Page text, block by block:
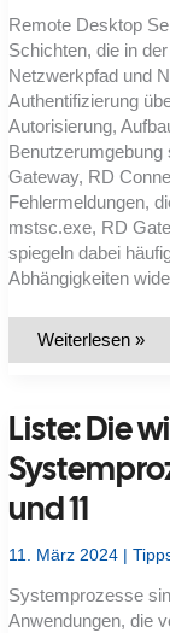
Remote Desktop
Schichten, die in
Netzwerkpfad und
Authentifizierung
Autorisierung,
Gateway, RD
Fehlermeldungen,
mstsc.exe, RD
spiegeln dabei
Abhängigkeiten
Welche
bedeuten
was?
Fehlermeldungen
und
Statuscodes
technisch
korrekt
Weiterlesen »
Liste: Die
und 11
11. März 2024 |
Systemprozesse
Anwendungen, die